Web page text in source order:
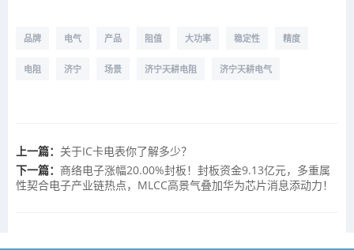
品牌 电气 产品 阻值 大功率 稳定性 精度
电阻 济宁 场景 济宁天耕电阻 济宁天耕电气
上一篇： 关于IC卡电表你了解多少？
下一篇： 商络电子涨幅20.00%封板！封板资金9.13亿元，多重属
性契合电子产业链热点，MLCC高景气叠加华为芯片消息添动力！